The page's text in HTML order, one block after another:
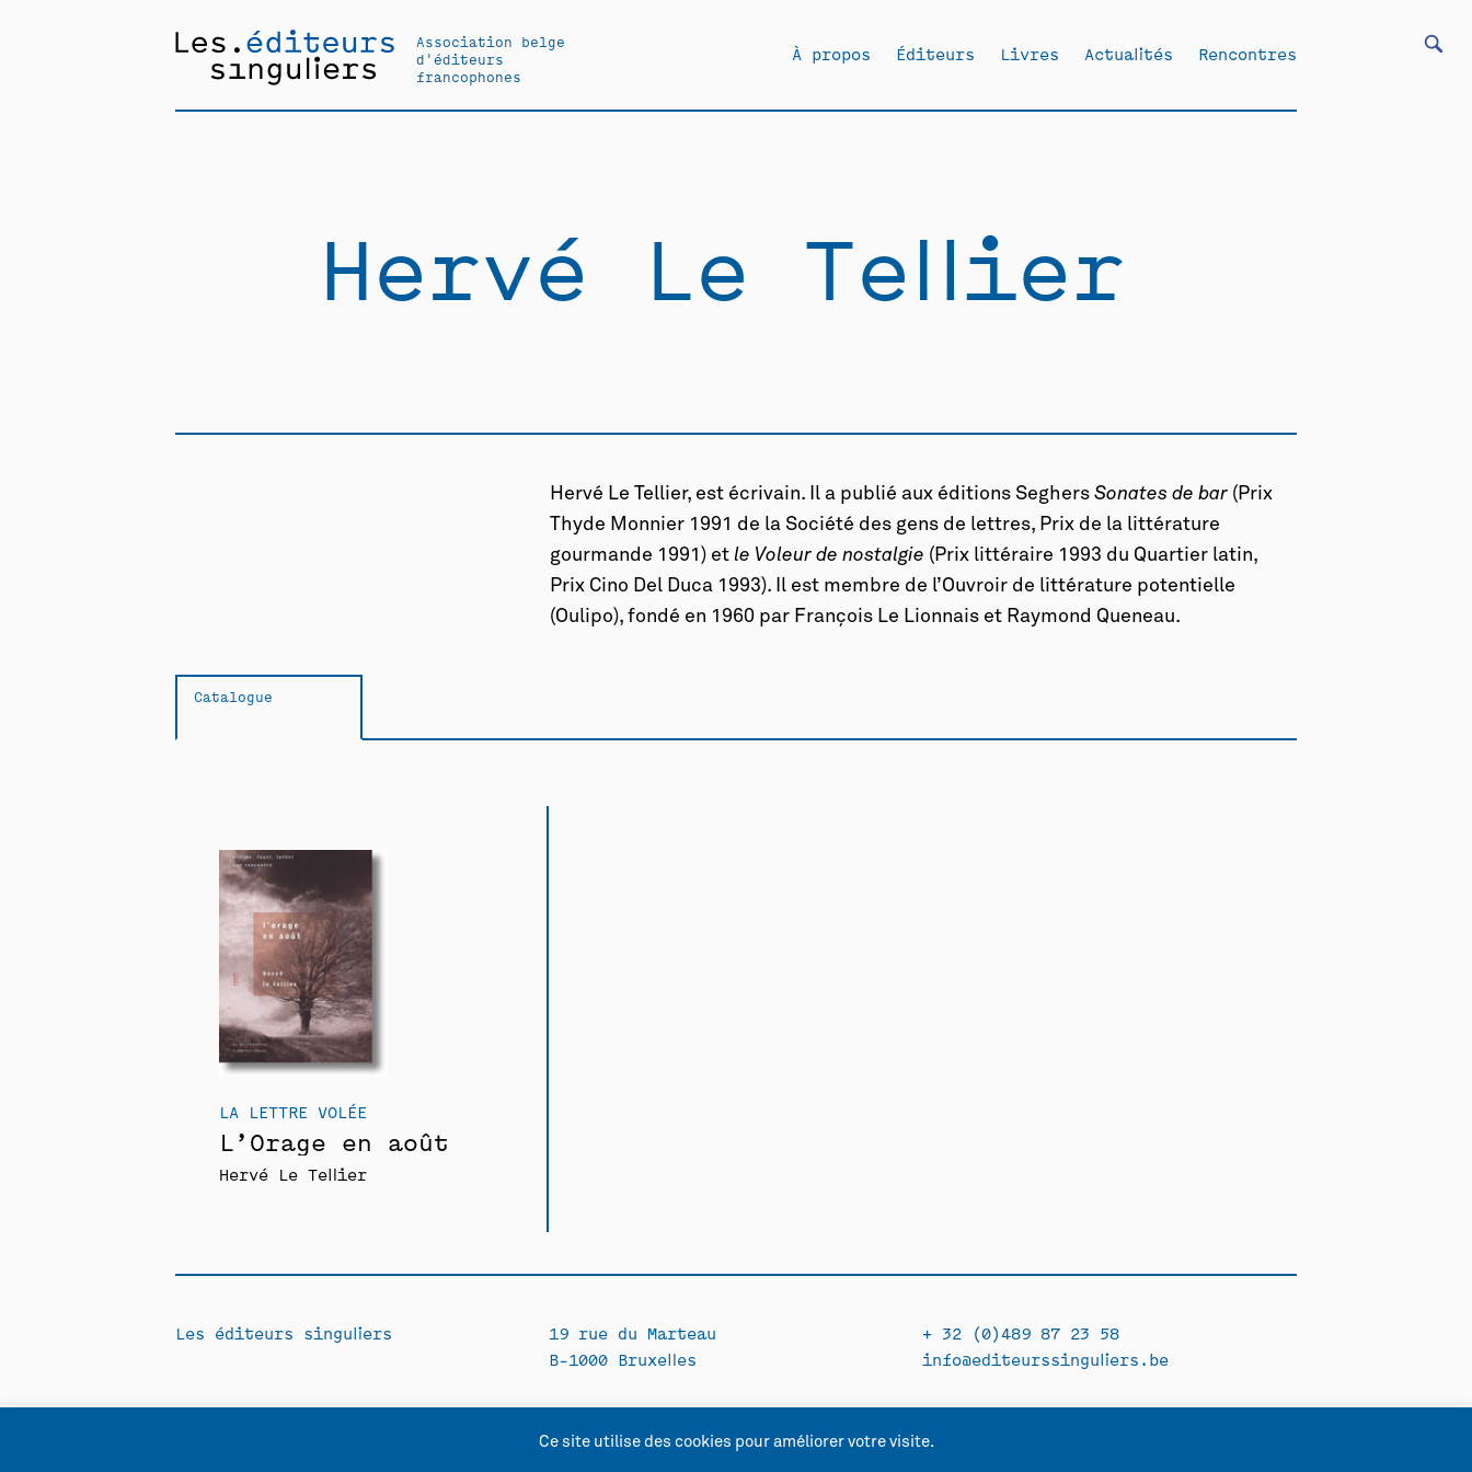
Association belge
d'éditeurs
francophones
À propos Éditeurs Livres Actualités Rencontres
Hervé Le Tellier
Hervé Le Tellier, est écrivain. Il a publié aux éditions SeghersSonates de bar (Prix
Thyde Monnier 1991 de la Société des gens de lettres, Prix de la littérature
gourmande 1991) etle Voleur de nostalgie (Prix littéraire 1993 du Quartier latin,
Prix Cino Del Duca 1993). Il est membre de l’Ouvroir de littérature potentielle
(Oulipo), fondé en 1960 par François Le Lionnais et Raymond Queneau.
Catalogue
LA LETTRE VOLÉE
L’Orage en août
Hervé Le Tellier
Les éditeurs singuliers
19 rue du Marteau
B-1000 Bruxelles
+ 32 (0)489 87 23 58
info@editeurssinguliers.be
Ce site utilise des cookies pour améliorer votre visite.